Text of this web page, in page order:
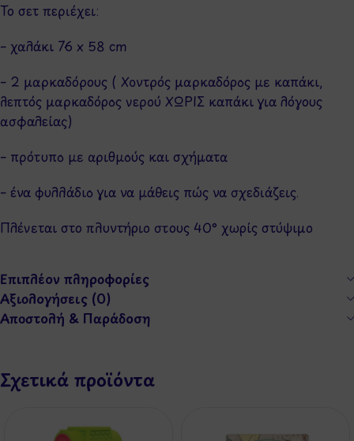
Το σετ περιέχει:
– χαλάκι 76 x 58 cm
– 2 μαρκαδόρους ( Χοντρός μαρκαδόρος με καπάκι,
λεπτός μαρκαδόρος νερού ΧΩΡΙΣ καπάκι για λόγους
ασφαλείας)
– πρότυπο με αριθμούς και σχήματα
– ένα φυλλάδιο για να μάθεις πώς να σχεδιάζεις.
Πλένεται στο πλυντήριο στους 40° χωρίς στύψιμο
Επιπλέον πληροφορίες
Αξιολογήσεις (0)
Αποστολή & Παράδοση
Σχετικά προϊόντα